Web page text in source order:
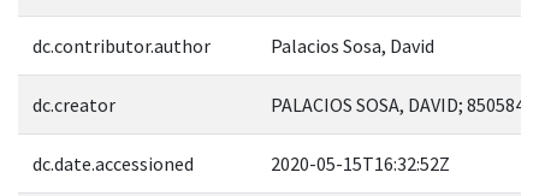
dc.contributor.author Palacios Sosa, David
dc.creator PALACIOS SOSA, DAVID; 850584
dc.date.accessioned 2020-05-15T16:32:52Z